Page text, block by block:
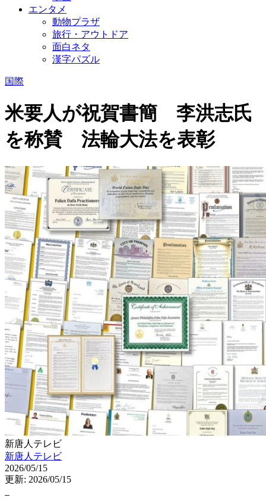
エンタメ
動物プラザ
旅行・アウトドア
面白ネタ
漢字パズル
国際
米要人が祝賀書簡 李洪志氏
を称賛 法輪大法を表彰
新唐人テレビ
新唐人テレビ
2026/05/15
更新: 2026/05/15